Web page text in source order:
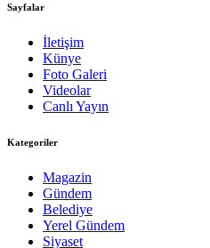
Sayfalar
İletişim
Künye
Foto Galeri
Videolar
Canlı Yayın
Kategoriler
Magazin
Gündem
Belediye
Yerel Gündem
Siyaset